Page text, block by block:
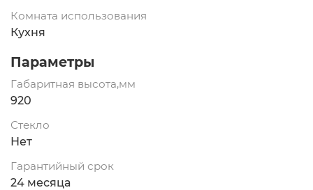
Комната использования
Кухня
Параметры
Габаритная высота,мм
920
Стекло
Нет
Гарантийный срок
24 месяца